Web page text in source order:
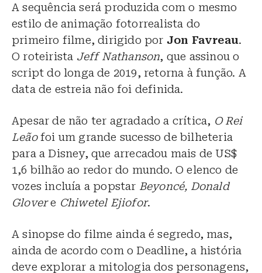
A sequência será produzida com o mesmo
estilo de animação fotorrealista do
primeiro filme, dirigido por Jon Favreau.
O roteirista Jeff Nathanson, que assinou o
script do longa de 2019, retorna à função. A
data de estreia não foi definida.
Apesar de não ter agradado a crítica, O Rei
Leãofoi um grande sucesso de bilheteria
para a Disney, que arrecadou mais de US$
1,6 bilhão ao redor do mundo. O elenco de
vozes incluía a popstar Beyoncé, Donald
Glovere Chiwetel Ejiofor.
A sinopse do filme ainda é segredo, mas,
ainda de acordo com o Deadline, a história
deve explorar a mitologia dos personagens,